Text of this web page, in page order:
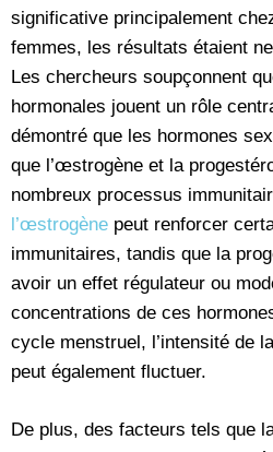
significative principalement
femmes, les résultats étaient
Les chercheurs soupçonnent
hormonales jouent un rôle
démontré que les hormones
que l’œstrogène et la
nombreux processus
l’œstrogène peut renforcer
immunitaires, tandis que la
avoir un effet régulateur ou
concentrations de ces
cycle menstruel, l’intensité de
peut également fluctuer.
De plus, des facteurs tels que